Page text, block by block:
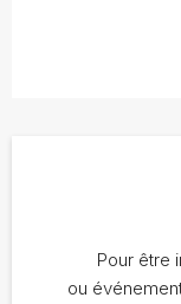
Pour être
ou